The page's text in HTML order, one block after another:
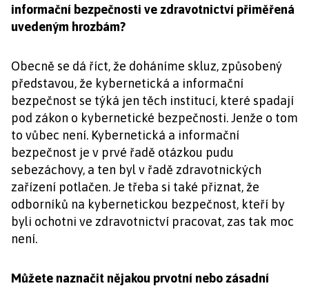
informační bezpečnosti ve zdravotnictví přiměřená
uvedeným hrozbám?
Obecně se dá říct, že doháníme skluz, způsobený
představou, že kybernetická a informační
bezpečnost se týká jen těch institucí, které spadají
pod zákon o kybernetické bezpečnosti. Jenže o tom
to vůbec není. Kybernetická a informační
bezpečnost je v prvé řadě otázkou pudu
sebezáchovy, a ten byl v řadě zdravotnických
zařízení potlačen. Je třeba si také přiznat, že
odborníků na kybernetickou bezpečnost, kteří by
byli ochotni ve zdravotnictví pracovat, zas tak moc
není.
Můžete naznačit nějakou prvotní nebo zásadní